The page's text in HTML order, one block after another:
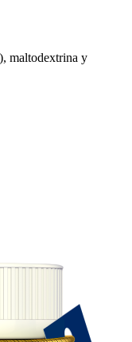
maltodextrina y